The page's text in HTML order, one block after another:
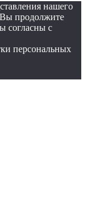
нашего
Вы продолжите
согласны с
персональных